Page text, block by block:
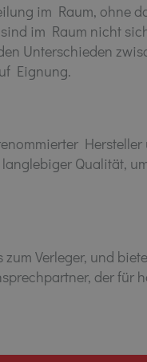
im Raum, ohne
im Raum nicht
Unterschieden
Eignung.
Qualität,
Verleger, und
der für